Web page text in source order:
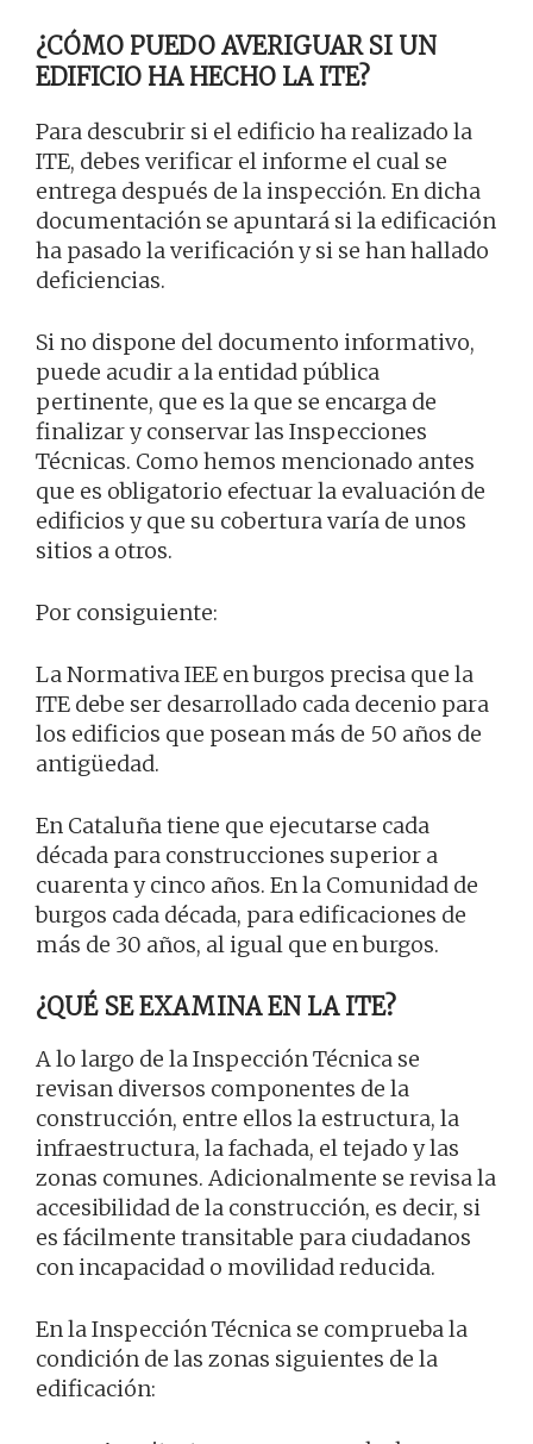
¿CÓMO PUEDO AVERIGUAR SI UN
EDIFICIO HA HECHO LA ITE?
Para descubrir si el edificio ha realizado la
ITE, debes verificar el informe el cual se
entrega después de la inspección. En dicha
documentación se apuntará si la edificación
ha pasado la verificación y si se han hallado
deficiencias.
Si no dispone del documento informativo,
puede acudir a la entidad pública
pertinente, que es la que se encarga de
finalizar y conservar las Inspecciones
Técnicas. Como hemos mencionado antes
que es obligatorio efectuar la evaluación de
edificios y que su cobertura varía de unos
sitios a otros.
Por consiguiente:
La Normativa IEE en burgos precisa que la
ITE debe ser desarrollado cada decenio para
los edificios que posean más de 50 años de
antigüedad.
En Cataluña tiene que ejecutarse cada
década para construcciones superior a
cuarenta y cinco años. En la Comunidad de
burgos cada década, para edificaciones de
más de 30 años, al igual que en burgos.
¿QUÉ SE EXAMINA EN LA ITE?
A lo largo de la Inspección Técnica se
revisan diversos componentes de la
construcción, entre ellos la estructura, la
infraestructura, la fachada, el tejado y las
zonas comunes. Adicionalmente se revisa la
accesibilidad de la construcción, es decir, si
es fácilmente transitable para ciudadanos
con incapacidad o movilidad reducida.
En la Inspección Técnica se comprueba la
condición de las zonas siguientes de la
edificación: